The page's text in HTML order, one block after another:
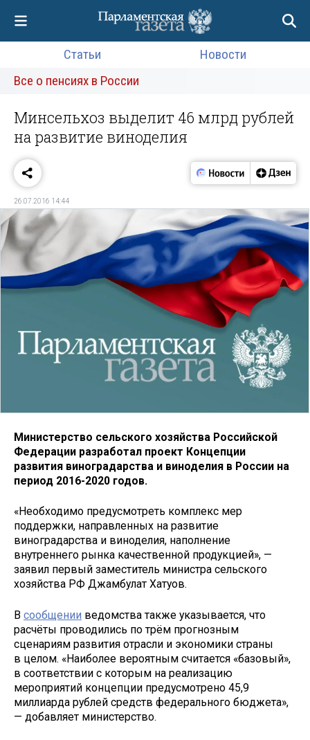
Статьи
Новости
Все о пенсиях в России
Минсельхоз выделит 46 млрд рублей
на развитие виноделия
26.07.2016 14:44
Ми­нис­терст­во сельс­ко­го хо­зяйст­ва Рос­сийс­кой
Фе­де­ра­ции разработал проект Концепции
развития виноградарства и виноделия в России на
период 2016-2020 годов.
«Необходимо предусмотреть комплекс мер
поддержки, направленных на развитие
виноградарства и виноделия, наполнение
внутреннего рынка качественной продукцией», —
заявил первый заместитель министра сельского
хозяйства РФ Джамбулат Хатуов.
В сообщении ведомства также указывается, что
расчёты проводились по трём прогнозным
сценариям развития отрасли и экономики страны
в целом. «Наиболее вероятным считается «базовый»,
в соответствии с которым на реализацию
мероприятий концепции предусмотрено 45,9
миллиарда рублей средств федерального бюджета»,
— добавляет министерство.